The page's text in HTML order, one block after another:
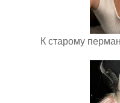
К старому